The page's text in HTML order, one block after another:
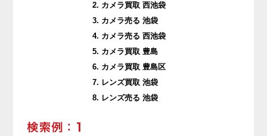
カメラ買取 西池袋
カメラ売る 池袋
カメラ売る 西池袋
カメラ買取 豊島
カメラ買取 豊島区
レンズ買取 池袋
レンズ売る 池袋